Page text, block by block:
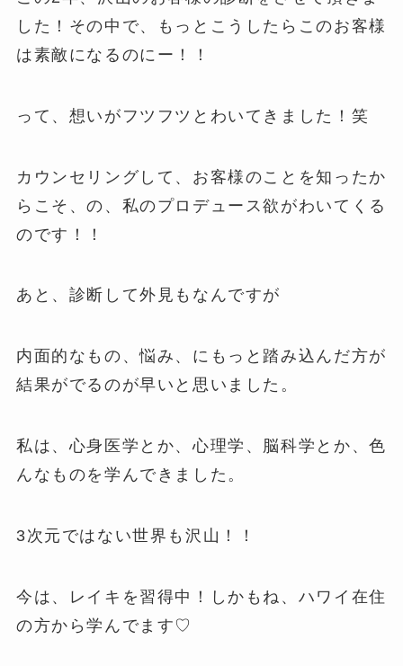
した！その中で、もっとこうしたらこのお客様
は素敵になるのにー！！
って、想いがフツフツとわいてきました！笑
カウンセリングして、お客様のことを知ったか
らこそ、の、私のプロデュース欲がわいてくる
のです！！
あと、診断して外見もなんですが
内面的なもの、悩み、にもっと踏み込んだ方が
結果がでるのが早いと思いました。
私は、心身医学とか、心理学、脳科学とか、色
んなものを学んできました。
3次元ではない世界も沢山！！
今は、レイキを習得中！しかもね、ハワイ在住
の方から学んでます♡